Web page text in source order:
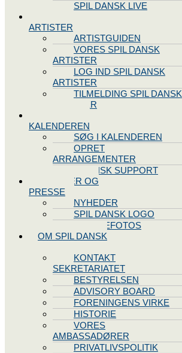
SPIL DANSK LIVE
ARTISTER
ARTISTGUIDEN
VORES SPIL DANSK
ARTISTER
LOG IND SPIL DANSK
ARTISTER
TILMELDING SPIL DANSK
ARTISTER
KALENDEREN
SØG I KALENDEREN
OPRET
ARRANGEMENTER
TEKNISK SUPPORT
NYHEDER OG
PRESSE
NYHEDER
SPIL DANSK LOGO
PRESSEFOTOS
OM SPIL DANSK
KONTAKT
SEKRETARIATET
BESTYRELSEN
ADVISORY BOARD
FORENINGENS VIRKE
HISTORIE
VORES
AMBASSADØRER
PRIVATLIVSPOLITIK